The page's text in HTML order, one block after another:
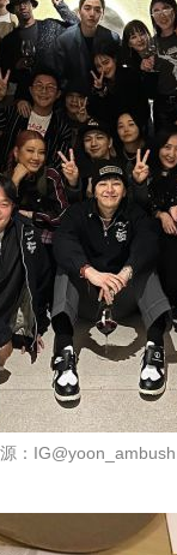
：IG@yoon_ambush